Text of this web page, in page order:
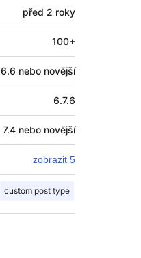
před 2 roky
100+
6.6 nebo novější
6.7.6
7.4 nebo novější
zobrazit 5
custom post type